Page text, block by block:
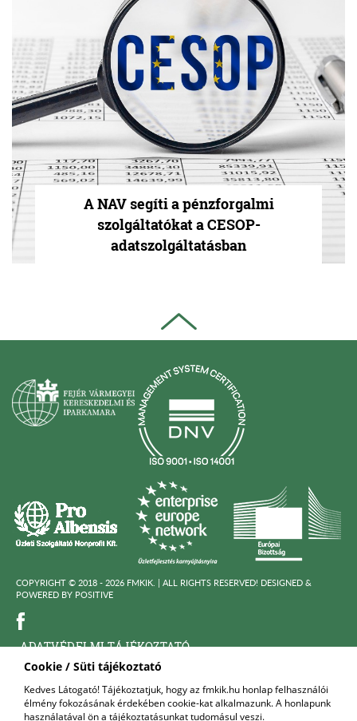
Cookie / Süti tájékoztató
Kedves Látogató! Tájékoztatjuk, hogy az fmkik.hu honlap felhasználói
élmény fokozásának érdekében cookie-kat alkalmazunk. A honlapunk
használatával ön a tájékoztatásunkat tudomásul veszi.
A NAV segíti a pénzforgalmi
szolgáltatókat a CESOP-
adatszolgáltatásban
COPYRIGHT © 2018 - 2026 FMKIK. | ALL RIGHTS RESERVED! DESIGNED &
POWERED BY POSITIVE
ADATVÉDELMI TÁJÉKOZTATÓ
FELNŐTTKÉPZŐ SZERVEZET